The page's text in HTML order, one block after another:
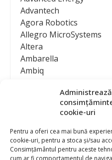
Administrează
cookie-uri
Pentru a oferi cea mai bună
cookie-uri, pentru a stoca și/sau
Consimțământul pentru aceste
cum ar fi comportamentul de
Advantech
Agora Robotics
Allegro MicroSystems
Altera
Ambarella
Ambiq
Analog Devices
Anritsu Corporation
Ansys
APS
Arduino